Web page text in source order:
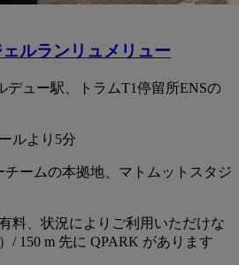
ルランリュメリュー
デュー駅、トラムT1停留所ENSの
ルより5分
チームの本拠地、マトムットスタジ
料、状況によりご利用いただけな
/ 150 m 先に QPARK があります